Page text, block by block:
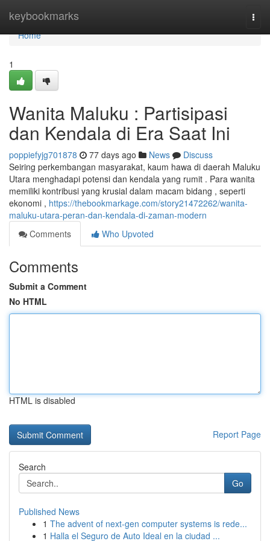
keybookmarks
Home
Home
1
Wanita Maluku : Partisipasi
dan Kendala di Era Saat Ini
poppiefyjg701878 77 days ago News
Discuss
Seiring perkembangan masyarakat, kaum hawa di daerah Maluku
Utara menghadapi potensi dan kendala yang rumit . Para wanita
memiliki kontribusi yang krusial dalam macam bidang , seperti
ekonomi , https://thebookmarkage.com/story21472262/wanita-
maluku-utara-peran-dan-kendala-di-zaman-modern
Comments
Who Upvoted
Comments
Submit a Comment
No HTML
HTML is disabled
Report Page
Search
Go
Published News
1 The advent of next-gen computer systems is rede...
1 Halla el Seguro de Auto Ideal en la ciudad ...